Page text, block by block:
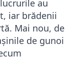
au
iar brădenii
Mai nou, de
de gunoi